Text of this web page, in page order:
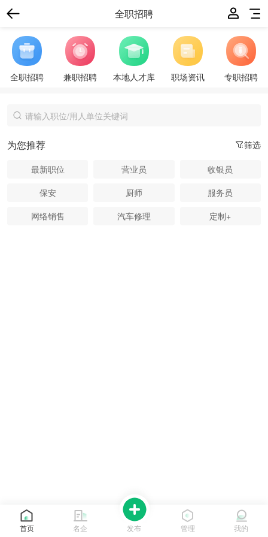
全职招聘
全职招聘 兼职招聘 本地人才库 职场资讯 专职招聘
筛选
为您推荐
最新职位 营业员
收银员
保安
厨师
服务员
网络销售
汽车修理 定制+
首页 名企 发布 管理 我的